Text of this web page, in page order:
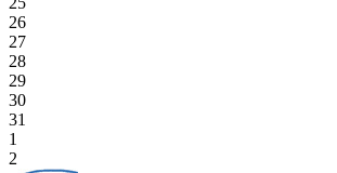
26
27
28
29
30
31
1
2